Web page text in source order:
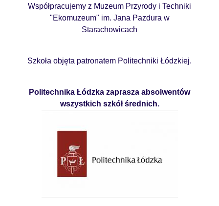
Współpracujemy z Muzeum Przyrody i Techniki
"Ekomuzeum" im. Jana Pazdura w
Starachowicach
Szkoła objęta patronatem Politechniki Łódzkiej.
Politechnika Łódzka zaprasza absolwentów
wszystkich szkół średnich.